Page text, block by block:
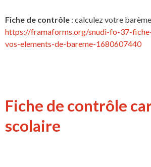
Fiche de contrôle : calculez votre
https://framaforms.org/snudi-fo-37-
vos-elements-de-bareme-1680607440
Fiche de contrôle
scolaire